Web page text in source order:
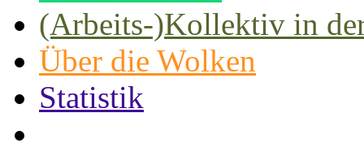
(Arbeits-)Kollektiv in
Über die Wolken
Statistik